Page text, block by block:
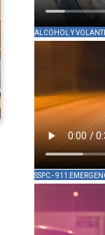
ALCOHOL Y
SSPC - 911